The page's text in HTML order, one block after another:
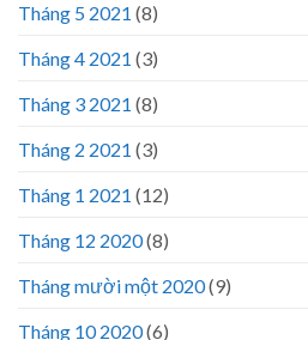
Tháng 5 2021 (8)
Tháng 4 2021 (3)
Tháng 3 2021 (8)
Tháng 2 2021 (3)
Tháng 1 2021 (12)
Tháng 12 2020(8)
Tháng mười một 2020(9)
Tháng 10 2020(6)